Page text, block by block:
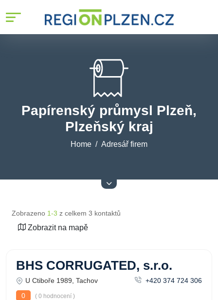
Papírenský průmysl Plzeň,
Plzeňský kraj
Home Adresář firem
Zobrazeno 1-3 z celkem 3 kontaktů
Zobrazit na mapě
BHS CORRUGATED, s.r.o.
U Ctiboře 1989, Tachov
+420 374 724 306
0
( 0 hodnocení )